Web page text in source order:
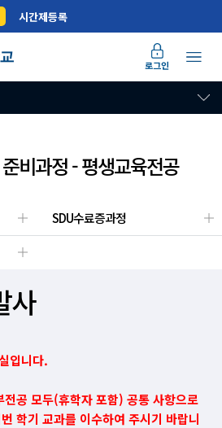
시간제등록
로그인
비과정 - 평생교육전공
SDU수료증과정
사
입니다.
공 모두(휴학자 포함) 공통 사항으로
학기 교과를 이수하여 주시기 바랍니